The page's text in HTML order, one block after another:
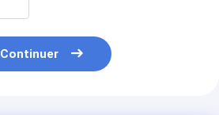
Continuer